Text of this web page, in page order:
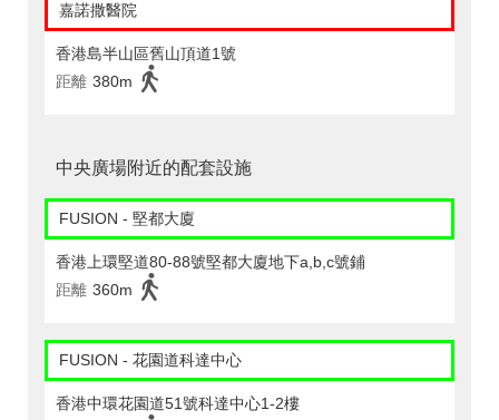
嘉諾撒醫院
香港島半山區舊山頂道1號
距離 380m
中央廣場附近的配套設施
FUSION - 堅都大廈
香港上環堅道80-88號堅都大廈地下a,b,c號鋪
距離 360m
FUSION - 花園道科達中心
香港中環花園道51號科達中心1-2樓